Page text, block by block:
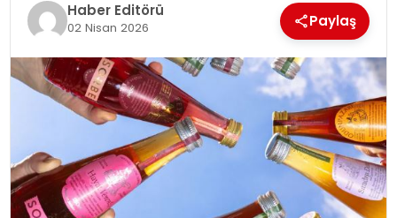
Haber Editörü
02 Nisan 2026 Paylaş